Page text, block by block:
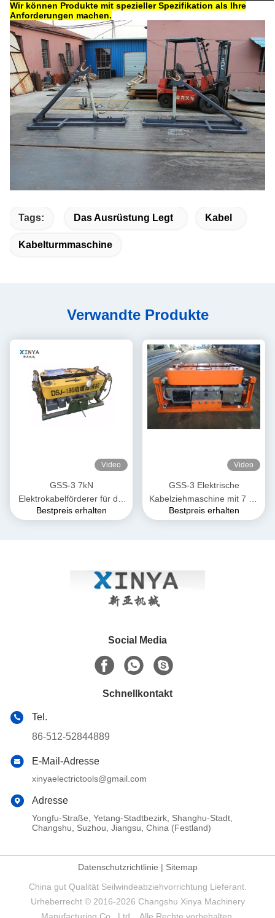
Wir können Produkte mit spezieller Spezifikation als Ihre
Anforderungen machen.
Tags: Das Ausrüstung Legt Kabel
Kabelturmmaschine
Verwandte Produkte
Video
GSS-3 7kN
Elektrokabelförderer für die
unterirdische
Bestpreis erhalten
Video
GSS-3 Elektrische
Kabelziehmaschine mit 7 kN
Zugkraft, CE-zertifiziert &
Bestpreis erhalten
Social Media
Schnellkontakt
Tel.
86-512-52844889
E-Mail-Adresse
xinyaelectrictools@gmail.com
Adresse
Yongfu-Straße, Yetang-Stadtbezirk, Shanghu-Stadt,
Changshu, Suzhou, Jiangsu, China (Festland)
Datenschutzrichtlinie | Sitemap
China gut Qualität Seilwindeabziehvorrichtung Lieferant.
Urheberrecht © 2016-2026 Changshu Xinya Machinery